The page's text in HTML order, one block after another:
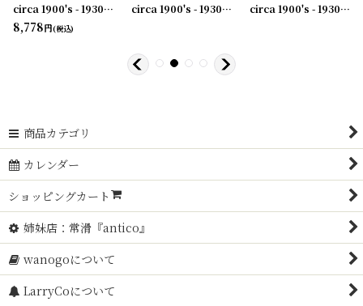
[231003-38]
231003-41]
circa 1900's - 1930's Advertising Clip HAWKEYE PORTLAND CEMENT CO ...アドバタイジング クリップ
8,778円(税込)
circa 1900's - 1930's Advertising Clip THE RWK COMPANY...アドバタイジング クリップ circa 1900's - 1930's Advertising Clip FRED D.KUTZ...アドバタイジング クリップ
商品カテゴリ
カレンダー
ショッピングカート
姉妹店：常滑『antico』
wanogoについて
LarryCoについて